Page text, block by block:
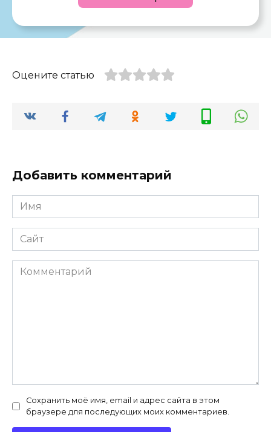
Оцените статью
Добавить комментарий
Имя
*
Сайт
Комментарий
Сохранить моё имя, email и адрес сайта в этом
браузере для последующих моих комментариев.